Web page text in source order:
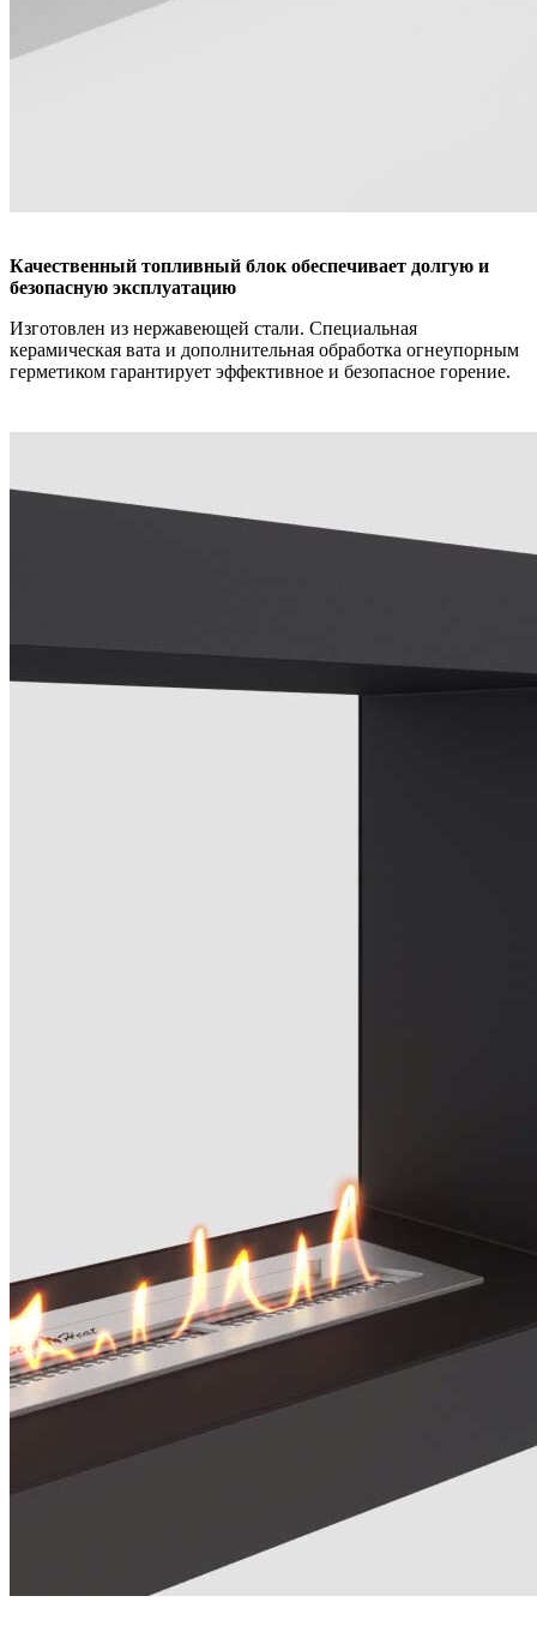
Качественный топливный блок обеспечивает долгую и
безопасную эксплуатацию
Изготовлен из нержавеющей стали. Специальная
керамическая вата и дополнительная обработка огнеупорным
герметиком гарантирует эффективное и безопасное горение.